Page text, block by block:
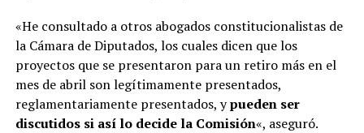
«He consultado a otros abogados constitucionalistas de
la Cámara de Diputados, los cuales dicen que los
proyectos que se presentaron para un retiro más en el
mes de abril son legítimamente presentados,
reglamentariamente presentados, ypueden ser
discutidos si así lo decide la Comisión«, aseguró.